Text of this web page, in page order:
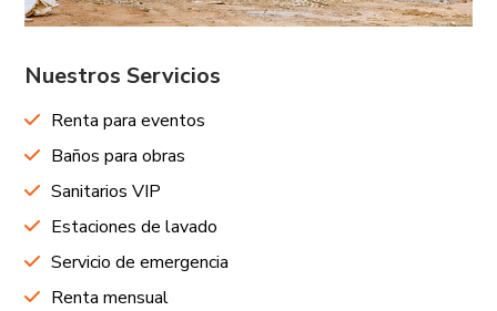
Nuestros Servicios
Renta para eventos
Baños para obras
Sanitarios VIP
Estaciones de lavado
Servicio de emergencia
Renta mensual